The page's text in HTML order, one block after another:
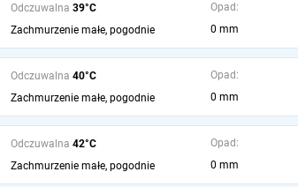
Odczuwalna 39°C
Zachmurzenie małe, pogodnie
Opad:
0 mm
Odczuwalna 40°C
Zachmurzenie małe, pogodnie
Opad:
0 mm
Odczuwalna 42°C
Zachmurzenie małe, pogodnie
Opad:
0 mm